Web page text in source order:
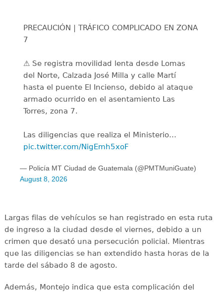
PRECAUCIÓN | TRÁFICO COMPLICADO EN ZONA
7
⚠️ Se registra movilidad lenta desde Lomas
del Norte, Calzada José Milla y calle Martí
hasta el puente El Incienso, debido al ataque
armado ocurrido en el asentamiento Las
Torres, zona 7.
Las diligencias que realiza el Ministerio…
pic.twitter.com/NigEmh5xoF
— Policía MT Ciudad de Guatemala (@PMTMuniGuate)
August 8, 2026
Largas filas de vehículos se han registrado en esta ruta
de ingreso a la ciudad desde el viernes, debido a un
crimen que desató una persecución policial. Mientras
que las diligencias se han extendido hasta horas de la
tarde del sábado 8 de agosto.
Además, Montejo indica que esta complicación del